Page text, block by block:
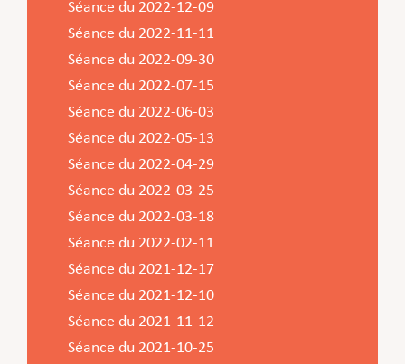
Séance du 2022-12-09
Séance du 2022-11-11
Séance du 2022-09-30
Séance du 2022-07-15
Séance du 2022-06-03
Séance du 2022-05-13
Séance du 2022-04-29
Séance du 2022-03-25
Séance du 2022-03-18
Séance du 2022-02-11
Séance du 2021-12-17
Séance du 2021-12-10
Séance du 2021-11-12
Séance du 2021-10-25